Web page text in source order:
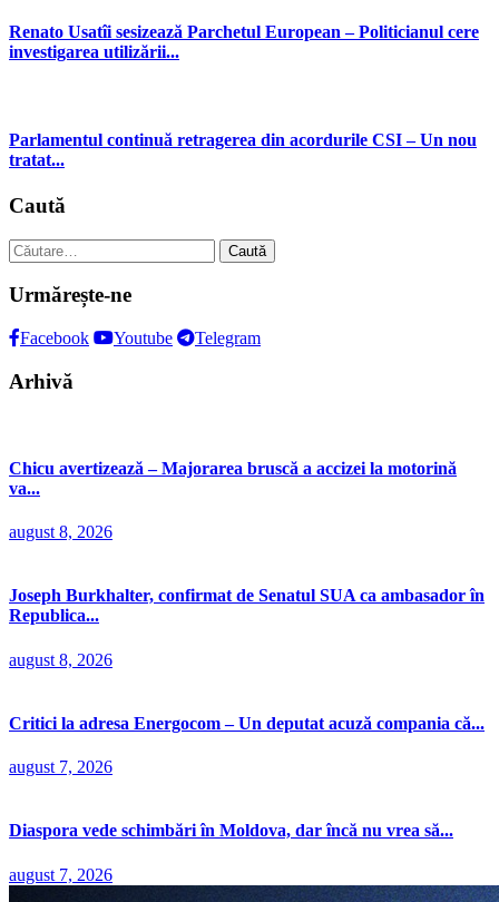
Renato Usatîi sesizează Parchetul European – Politicianul cere
investigarea utilizării...
Parlamentul continuă retragerea din acordurile CSI – Un nou
tratat...
Caută
Caută
după:
Urmărește-ne
Facebook Youtube Telegram
Arhivă
Chicu avertizează – Majorarea bruscă a accizei la motorină
va...
august 8, 2026
Joseph Burkhalter, confirmat de Senatul SUA ca ambasador în
Republica...
august 8, 2026
Critici la adresa Energocom – Un deputat acuză compania că...
august 7, 2026
Diaspora vede schimbări în Moldova, dar încă nu vrea să...
august 7, 2026